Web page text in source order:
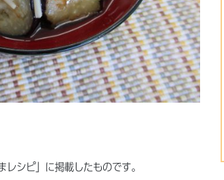
シピ」に掲載したものです。